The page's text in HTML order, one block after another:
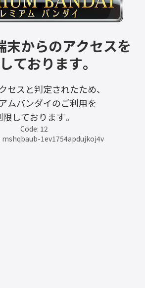
末からのアクセスを
ております。
セスと判定されたため、
ムバンダイのご利用を
限しております。
Code: 12
mshqbaub-1ev1754apdujkoj4v